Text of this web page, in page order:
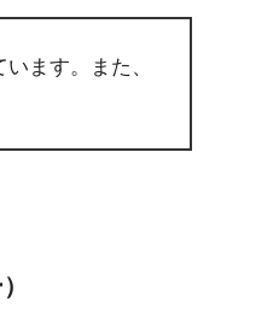
ます。また、